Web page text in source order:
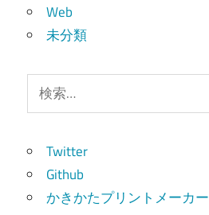
Web
未分類
索:
Twitter
Github
かきかたプリントメーカー